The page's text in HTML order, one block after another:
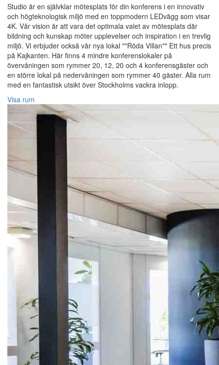
Studio är en självklar mötesplats för din konferens i en innovativ
och högteknologisk miljö med en toppmodern LEDvägg som visar
4K. Vår vision är att vara det optimala valet av mötesplats där
bildning och kunskap möter upplevelser och inspiration i en trevlig
miljö. Vi erbjuder också vår nya lokal ""Röda Villan"" Ett hus precis
på Kajkanten. Här finns 4 mindre konferenslokaler på
övervåningen som rymmer 20, 12, 20 och 4 konferensgäster och
en större lokal på nedervåningen som rymmer 40 gäster. Alla rum
med en fantastisk utsikt över Stockholms vackra inlopp.
Visa rum